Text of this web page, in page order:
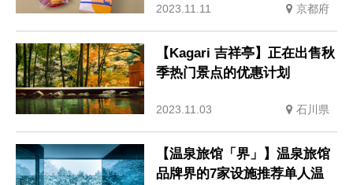
2023.11.11 京都府
【Kagari 吉祥亭】正在出售秋
季热门景点的优惠计划
2023.11.03 石川県
【温泉旅馆「界」】温泉旅馆
品牌界的7家设施推荐单人温